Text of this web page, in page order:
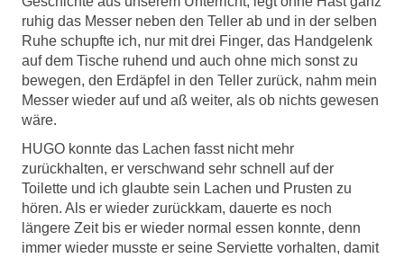
ruhig das Messer neben den Teller ab und in der selben
Ruhe schupfte ich, nur mit drei Finger, das Handgelenk
auf dem Tische ruhend und auch ohne mich sonst zu
bewegen, den Erdäpfel in den Teller zurück, nahm mein
Messer wieder auf und aß weiter, als ob nichts gewesen
wäre.
HUGO konnte das Lachen fasst nicht mehr
zurückhalten, er verschwand sehr schnell auf der
Toilette und ich glaubte sein Lachen und Prusten zu
hören. Als er wieder zurückkam, dauerte es noch
längere Zeit bis er wieder normal essen konnte, denn
immer wieder musste er seine Serviette vorhalten, damit